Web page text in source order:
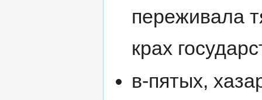
переживала
крах
в-пятых,